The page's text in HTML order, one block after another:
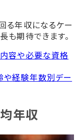
る年収になるケー
も期待できます。
容や必要な資格
や経験年数別デー
年収